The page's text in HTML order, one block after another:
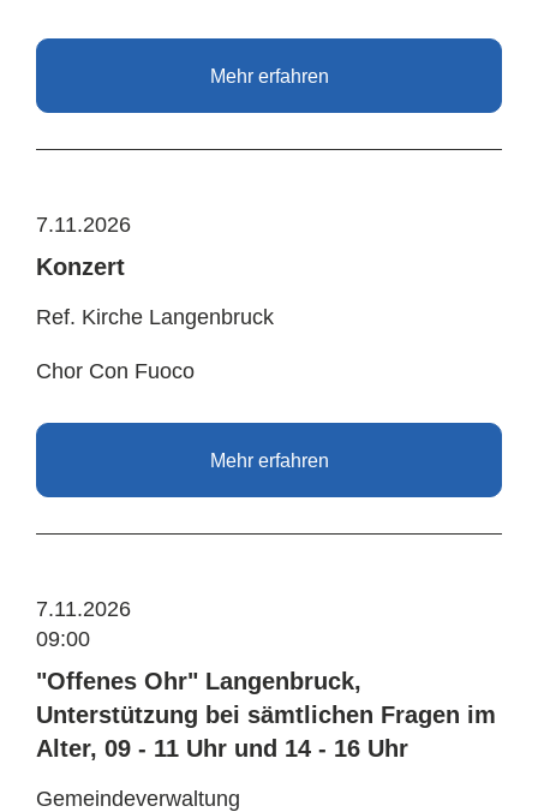
Mehr erfahren
7.11.2026
Konzert
Ref. Kirche Langenbruck
Chor Con Fuoco
Mehr erfahren
7.11.2026
09:00
"Offenes Ohr" Langenbruck,
Unterstützung bei sämtlichen Fragen im
Alter, 09 - 11 Uhr und 14 - 16 Uhr
Gemeindeverwaltung